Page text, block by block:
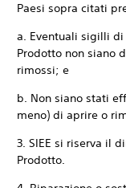
Paesi sopra citati
a. Eventuali sigilli
Prodotto non siano
rimossi; e
b. Non siano stati
meno) di aprire o
3. SIEE si riserva il
Prodotto.